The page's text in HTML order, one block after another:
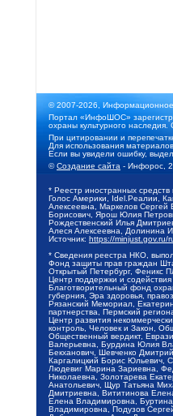
© 2007-2026,
Портал «ИнфоШОС»
охраны культурного
При цитировании и
Для использования
Если вы увидели ошибку,
©Создание сайта - Инфорос,
* Реестр иностранных
Голос Америки, Idel.Реалии,
Алексеевна, Маркелов Сергей
Борисович, Ярош Юлия
Рождественский Илья
Алеся Алексеевна, Долинина
Источник: https://minjust.gov.ru/
* Сведения реестра НКО,
Фонд защиты прав граждан
Открытый Петербург, Феникс
Центр поддержки и
Благотворительный фонд
губерния, Эра здоровья,
Рязанский Мемориал,
партнерства, Пермский
Центр развития
контроль, Человек и Закон,
Общественный вердикт,
Валерьевна, Бурдина Юлия
Бекханович, Шевченко
Каргалицкий Борис Юльевич,
Людевиг Марина Зариевна,
Николаевна, Золотарева
Анатольевич, Щур Татьяна
Дмитриевна, Вититинова
Елена Владимировна,
Владимировна, Подузов